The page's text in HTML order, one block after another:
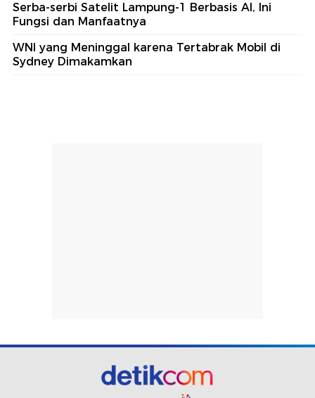
Serba-serbi Satelit Lampung-1 Berbasis AI, Ini
Fungsi dan Manfaatnya
WNI yang Meninggal karena Tertabrak Mobil di
Sydney Dimakamkan